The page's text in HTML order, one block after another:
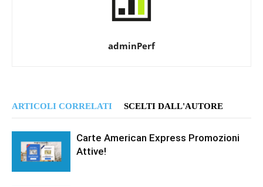
adminPerf
ARTICOLI CORRELATI SCELTI DALL'AUTORE
Carte American Express Promozioni
Attive!